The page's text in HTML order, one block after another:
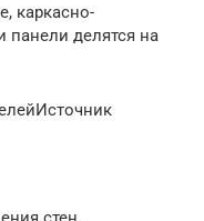
каркасно-
делятся на